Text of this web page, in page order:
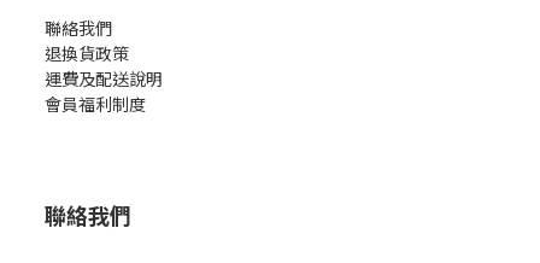
聯絡我們
退換貨政策
運費及配送說明
會員福利制度
聯絡我們